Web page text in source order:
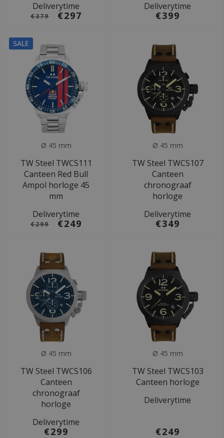
Deliverytime
€379 €297
Deliverytime
€399
SALE
Ø 45 mm
TW Steel TWCS111
Canteen Red Bull
Ampol horloge 45
mm
Deliverytime
€299 €249
Ø 45 mm
TW Steel TWCS107
Canteen
chronograaf
horloge
Deliverytime
€349
Ø 45 mm
TW Steel TWCS106
Canteen
chronograaf
horloge
Deliverytime
€299
Ø 45 mm
TW Steel TWCS103
Canteen horloge
Deliverytime
€249